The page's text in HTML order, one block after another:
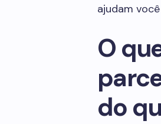
ajudam
O
do